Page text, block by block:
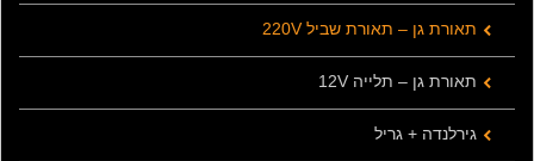
תאורת גן – תאורת שביל 220V
תאורת גן – תלייה 12V
גירלנדה + גריל